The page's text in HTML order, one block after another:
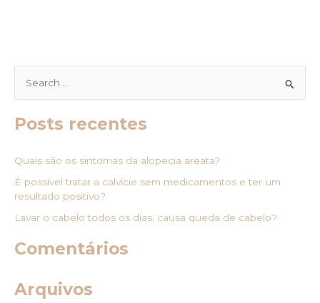
s
u
s
a
r
Posts recentes
Quais são os sintomas da alopecia areata?
É possível tratar a calvície sem medicamentos e ter um
resultado positivo?
Lavar o cabelo todos os dias, causa queda de cabelo?
Comentários
Arquivos